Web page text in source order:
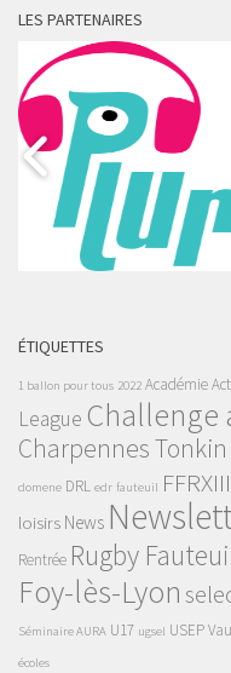
LES PARTENAIRES
ÉTIQUETTES
1 ballon pour tous 2022 Académie
League Challenge
Charpennes Tonkin
domene DRL edr fauteuil FFRXIII
loisirs News
Rentrée Rugby
Foy-lès-Lyon
Séminaire AURA U17 ugsel USEP
écoles